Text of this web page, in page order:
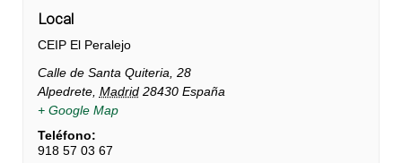
Local
CEIP El Peralejo
Calle de Santa Quiteria, 28
Alpedrete, Madrid 28430 España
+ Google Map
Teléfono:
918 57 03 67